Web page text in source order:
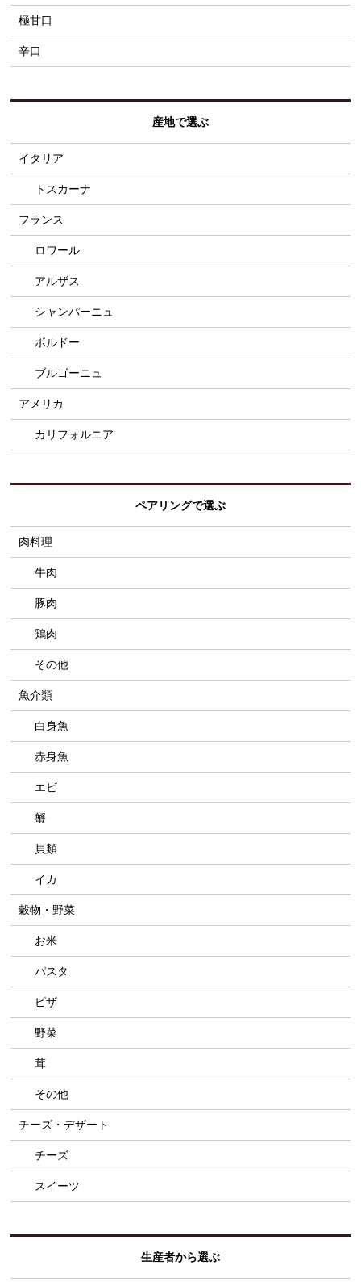
極甘口
辛口
産地で選ぶ
イタリア
トスカーナ
フランス
ロワール
アルザス
シャンパーニュ
ボルドー
ブルゴーニュ
アメリカ
カリフォルニア
ペアリングで選ぶ
肉料理
牛肉
豚肉
鶏肉
その他
魚介類
白身魚
赤身魚
エビ
蟹
貝類
イカ
穀物・野菜
お米
パスタ
ピザ
野菜
茸
その他
チーズ・デザート
チーズ
スイーツ
生産者から選ぶ